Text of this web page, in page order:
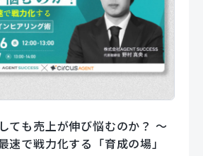
ても売上が伸び悩むのか？ 〜
速で戦力化する「育成の場」